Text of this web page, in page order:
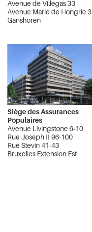
Avenue de Villegas 33
Avenue Marie de Hongrie 3
Ganshoren
Siège des Assurances
Populaires
Avenue Livingstone 6-10
Rue Joseph II 96-100
Rue Stevin 41-43
Bruxelles Extension Est